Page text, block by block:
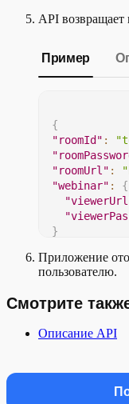
API
Пример
{
"roomId" :
"roomUrl" :
"webinar" :
{
}
Приложение
пользователю.
Смотрите
Описание API